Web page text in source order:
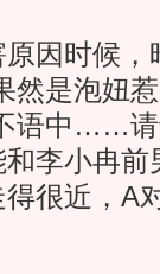
时候，
然是泡妞
语中……请
李小冉前
很近，A